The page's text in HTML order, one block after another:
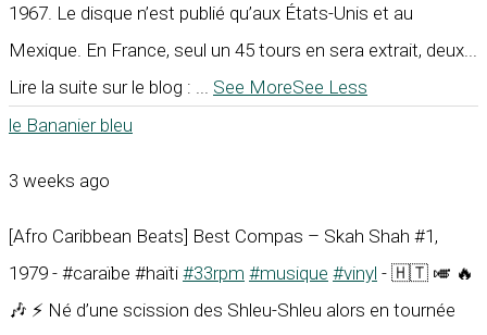
1967. Le disque n’est publié qu’aux États-Unis et au
Mexique. En France, seul un 45 tours en sera extrait, deux...
Lire la suite sur le blog :
See MoreSee Less
le Bananier bleu
3 weeks ago
[Afro Caribbean Beats] Best Compas – Skah Shah #1,
1979 - #caraïbe #haïti #33rpm #musique #vinyl - 🇭🇹 🎺 🔥
🎶 ⚡ Né d’une scission des Shleu-Shleu alors en tournée